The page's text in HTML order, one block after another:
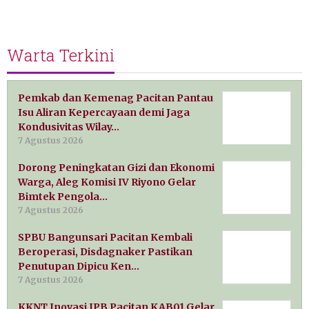
Warta Terkini
Pemkab dan Kemenag Pacitan Pantau
Isu Aliran Kepercayaan demi Jaga
Kondusivitas Wilay…
7 Agustus 2026
Dorong Peningkatan Gizi dan Ekonomi
Warga, Aleg Komisi IV Riyono Gelar
Bimtek Pengola…
7 Agustus 2026
SPBU Bangunsari Pacitan Kembali
Beroperasi, Disdagnaker Pastikan
Penutupan Dipicu Ken…
7 Agustus 2026